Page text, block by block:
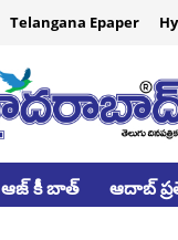
Telangana Epaper
ఆజ్ కీ బాత్ ఆదాబ్